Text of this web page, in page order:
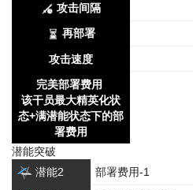
攻击间隔
再部署
攻击速度
完美部署费用
该干员最大精英化状
态+满潜能状态下的部
署费用
潜能突破
潜能2
部署费用-1